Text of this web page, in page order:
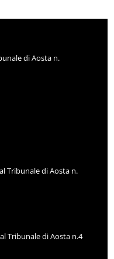
di Aosta n.
Tribunale di Aosta n.
Tribunale di Aosta n.4